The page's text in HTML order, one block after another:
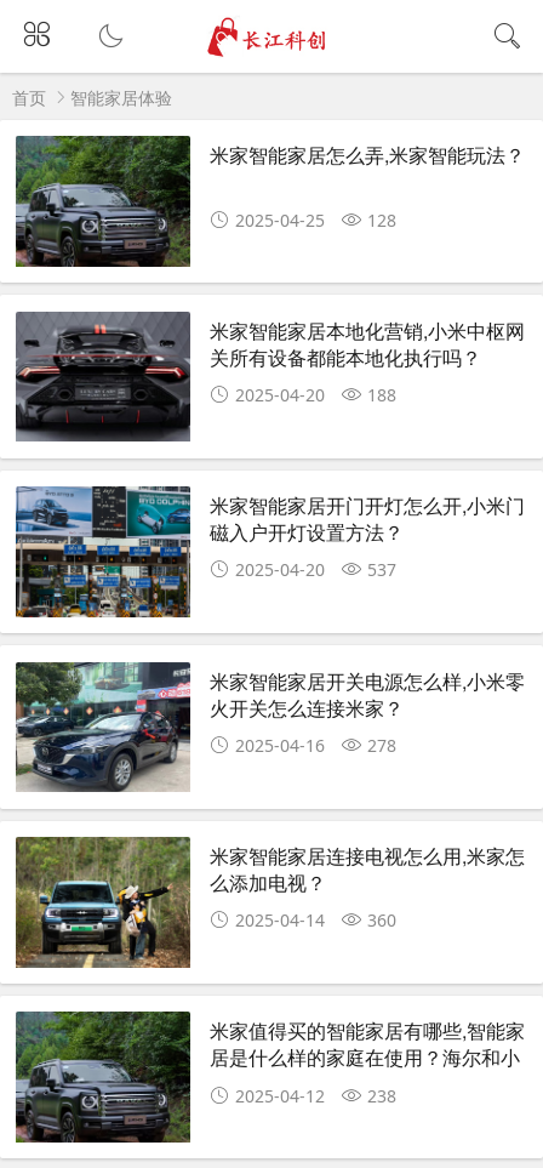
首页 智能家居体验
米家智能家居怎么弄,米家智能玩法？
2025-04-25 128
米家智能家居本地化营销,小米中枢网
关所有设备都能本地化执行吗？
2025-04-20 188
米家智能家居开门开灯怎么开,小米门
磁入户开灯设置方法？
2025-04-20 537
米家智能家居开关电源怎么样,小米零
火开关怎么连接米家？
2025-04-16 278
米家智能家居连接电视怎么用,米家怎
么添加电视？
2025-04-14 360
米家值得买的智能家居有哪些,智能家
居是什么样的家庭在使用？海尔和小
米谁性价比更高、更值得买？
2025-04-12 238